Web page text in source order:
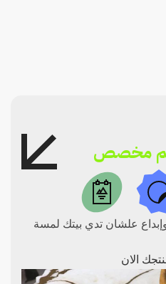
مخصص
علشان تدي بيتك لمسة
الان